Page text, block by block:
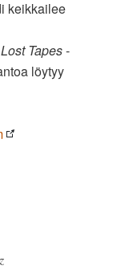
keikkailee
Tapes-
löytyy